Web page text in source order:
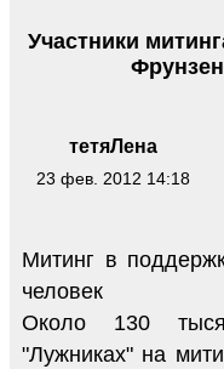
тетяЛена
23 фев. 2012 14:18
Участники
Митинг в
человек
Около 130
"Лужниках" на